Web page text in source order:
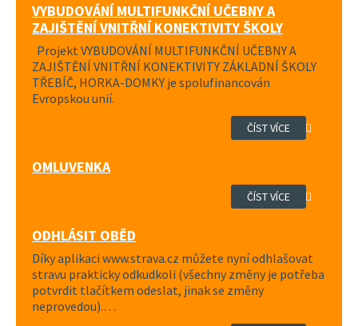
VYBUDOVÁNÍ MULTIFUNKČNÍ UČEBNY A
ZAJIŠTĚNÍ VNITŘNÍ KONEKTIVITY ŠKOLY
Projekt VYBUDOVÁNÍ MULTIFUNKČNÍ UČEBNY A
ZAJIŠTĚNÍ VNITŘNÍ KONEKTIVITY ZÁKLADNÍ ŠKOLY
TŘEBÍČ, HORKA-DOMKY je spolufinancován
Evropskou unií.
ČÍST VÍCE
OMLUVENKA
ČÍST VÍCE
ODHLÁSIT OBĚD
Díky aplikaci www.strava.cz můžete nyní odhlašovat
stravu prakticky odkudkoli (všechny změny je potřeba
potvrdit tlačítkem odeslat, jinak se změny
neprovedou).…